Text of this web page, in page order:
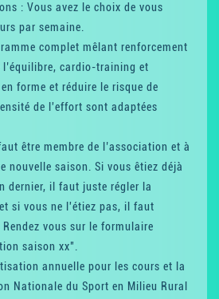
: Vous avez le choix de vous
par semaine.
complet mêlant renforcement
cardio-training et
forme et réduire le risque de
de l'effort sont adaptées
être membre de l’association et à
nouvelle saison. Si vous êtiez déjà
dernier, il faut juste régler la
si vous ne l'étiez pas, il faut
vous sur le formulaire
saison xx".
annuelle pour les cours et la
Nationale du Sport en Milieu Rural